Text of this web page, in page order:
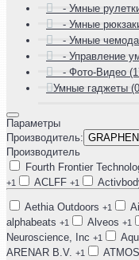
- Умные
- Умные
- Умные
- Управление
- Фото-Видео
Умные гаджеты
Параметры
Производитель:
Производитель
Fourth Frontier
+1 ACLFF +1
Aethia Outdoors +1
alphabeats +1 Alveos +1
Neuroscience, Inc +1
ARENAR B.V. +1